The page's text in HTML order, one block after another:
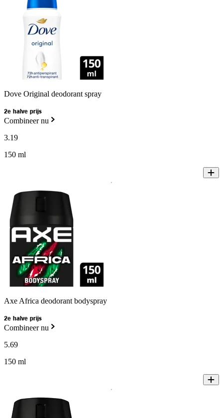
Dove Original deodorant spray
2e halve prijs
Combineer nu
3.19
150 ml
Axe Africa deodorant bodyspray
2e halve prijs
Combineer nu
5.69
150 ml